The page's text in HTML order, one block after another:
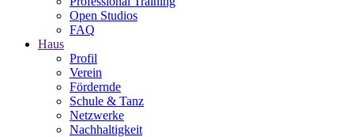
Open Studios
FAQ
Haus
Profil
Verein
Fördernde
Schule & Tanz
Netzwerke
Nachhaltigkeit